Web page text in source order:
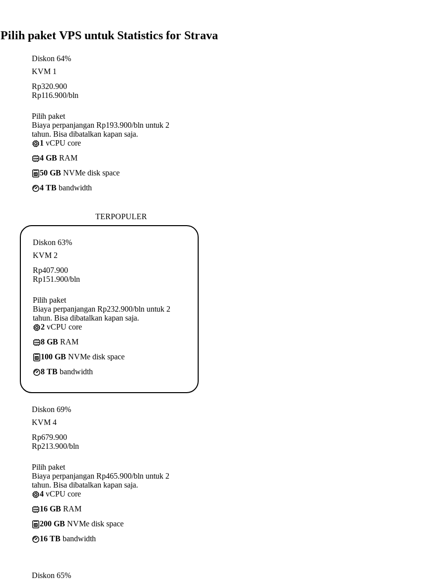
Pilih paket VPS untuk Statistics for Strava
Diskon 64%
KVM 1
Rp320.900
Rp116.900/bln
Pilih paket
Biaya perpanjangan Rp193.900/bln untuk 2
tahun. Bisa dibatalkan kapan saja.
1 vCPU core
4 GB RAM
50 GB NVMe disk space
4 TB bandwidth
TERPOPULER
Diskon 63%
KVM 2
Rp407.900
Rp151.900/bln
Pilih paket
Biaya perpanjangan Rp232.900/bln untuk 2
tahun. Bisa dibatalkan kapan saja.
2 vCPU core
8 GB RAM
100 GB NVMe disk space
8 TB bandwidth
Diskon 69%
KVM 4
Rp679.900
Rp213.900/bln
Pilih paket
Biaya perpanjangan Rp465.900/bln untuk 2
tahun. Bisa dibatalkan kapan saja.
4 vCPU core
16 GB RAM
200 GB NVMe disk space
16 TB bandwidth
Diskon 65%